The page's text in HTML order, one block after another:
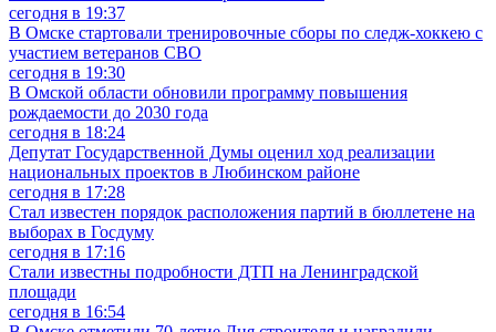
сегодня в 19:37
В Омске стартовали тренировочные сборы по следж-хоккею с
участием ветеранов СВО
сегодня в 19:30
В Омской области обновили программу повышения
рождаемости до 2030 года
сегодня в 18:24
Депутат Государственной Думы оценил ход реализации
национальных проектов в Любинском районе
сегодня в 17:28
Стал известен порядок расположения партий в бюллетене на
выборах в Госдуму
сегодня в 17:16
Стали известны подробности ДТП на Ленинградской
площади
сегодня в 16:54